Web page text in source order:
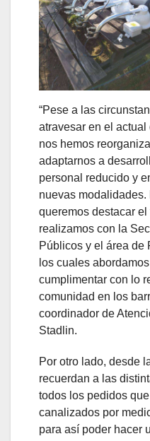
“Pese a las
atravesar en el
nos hemos
adaptarnos a
personal reducido y
nuevas modalidades.
queremos destacar
realizamos con la
Públicos y el área de
los cuales
cumplimentar con lo
comunidad en los
coordinador de
Stadlin.
Por otro lado, desde
recuerdan a las
todos los pedidos
canalizados por
para así poder hacer